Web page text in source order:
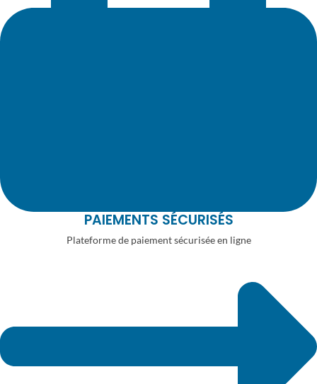
PAIEMENTS SÉCURISÉS
Plateforme de paiement sécurisée en ligne